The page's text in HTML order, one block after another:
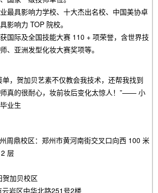
最具影响力学校、十大杰出名校、中国美协卓
影响力 TOP 院校。
国际及全国技能大赛 110 + 项荣誉，含世界技
、亚洲发型化妆大赛奖项等。
单，贺加贝艺素不仅教会我技术，还帮我找到
真的很耐心，妆前妆后变化太惊人！”—— 小
业生
周鼎校区：郑州市黄河南街交叉口向西 100 米
层
加贝校区
岩区中华北路251号2楼